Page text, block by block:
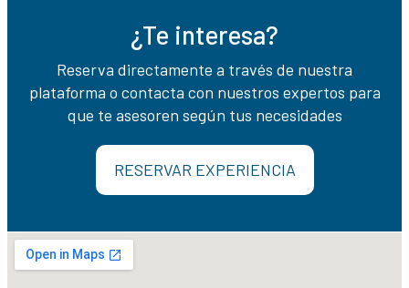
¿Te interesa?
Reserva directamente a través de nuestra
plataforma o contacta con nuestros expertos para
que te asesoren según tus necesidades
RESERVAR EXPERIENCIA